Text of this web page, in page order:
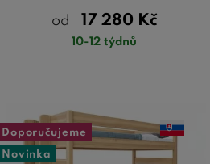
od 17 280 Kč
10-12 týdnů
Doporučujeme
Novinka